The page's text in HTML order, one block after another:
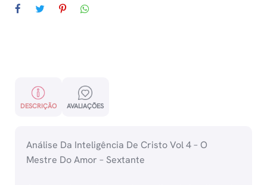
DESCRIÇÃO AVALIAÇÕES
Análise Da Inteligência De Cristo Vol 4 – O
Mestre Do Amor – Sextante